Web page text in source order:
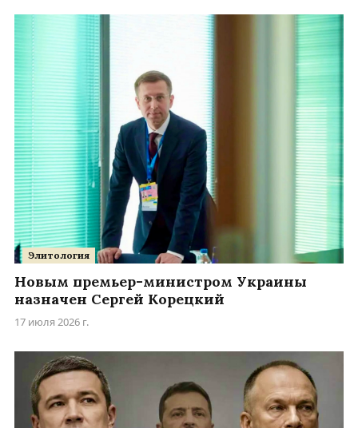
Элитология
Новым премьер-министром Украины
назначен Сергей Корецкий
17 июля 2026 г.